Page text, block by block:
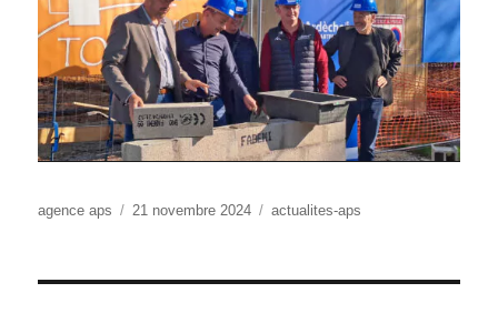
Auteur
agence aps
Publié
21 novembre 2024 Catégories
actualites-aps